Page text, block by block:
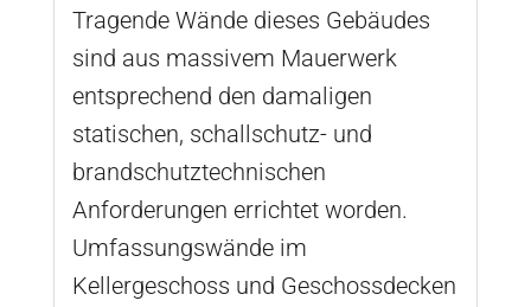
Tragende Wände dieses Gebäudes
sind aus massivem Mauerwerk
entsprechend den damaligen
statischen, schallschutz- und
brandschutztechnischen
Anforderungen errichtet worden.
Umfassungswände im
Kellergeschoss und Geschossdecken